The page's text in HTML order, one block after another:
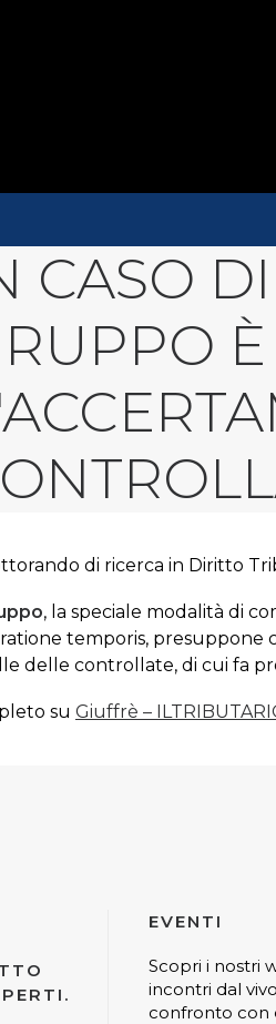
CASO
di ricerca in Diritto
, la speciale modalità di
ratione temporis,
delle controllate, di cui fa
su Giuffrè –
EVENTI
Scopri i nostri
incontri dal
confronto con